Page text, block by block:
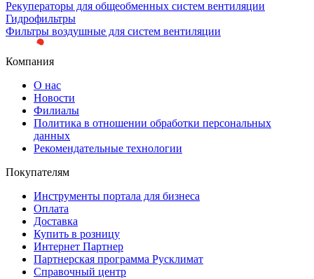
Рекуператоры для общеобменных систем вентиляции
Гидрофильтры
Фильтры воздушные для систем вентиляции
Компания
О нас
Новости
Филиалы
Политика в отношении обработки персональных
данных
Рекомендательные технологии
Покупателям
Инструменты портала для бизнеса
Оплата
Доставка
Купить в розницу
Интернет Партнер
Партнерская программа Русклимат
Справочный центр